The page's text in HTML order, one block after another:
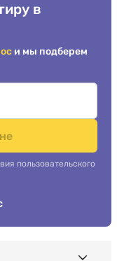
в
и мы подберем
пользовательского